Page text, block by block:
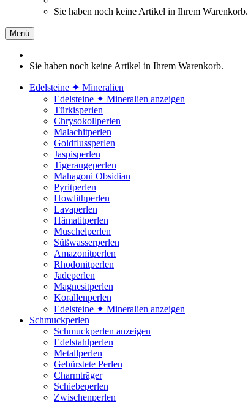
Sie haben noch keine Artikel in Ihrem Warenkorb.
Menü
Sie haben noch keine Artikel in Ihrem Warenkorb.
Edelsteine ✦ Mineralien
Edelsteine ✦ Mineralien anzeigen
Türkisperlen
Chrysokollperlen
Malachitperlen
Goldflussperlen
Jaspisperlen
Tigeraugeperlen
Mahagoni Obsidian
Pyritperlen
Howlithperlen
Lavaperlen
Hämatitperlen
Muschelperlen
Süßwasserperlen
Amazonitperlen
Rhodonitperlen
Jadeperlen
Magnesitperlen
Korallenperlen
Edelsteine ✦ Mineralien anzeigen
Schmuckperlen
Schmuckperlen anzeigen
Edelstahlperlen
Metallperlen
Gebürstete Perlen
Charmträger
Schiebeperlen
Zwischenperlen